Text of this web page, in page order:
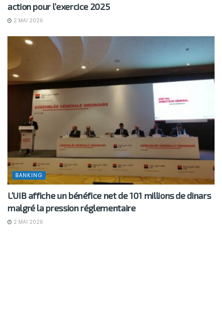
action pour l’exercice 2025
2 MAI 2026
BANKING
L’UIB affiche un bénéfice net de 101 millions de dinars
malgré la pression réglementaire
2 MAI 2026